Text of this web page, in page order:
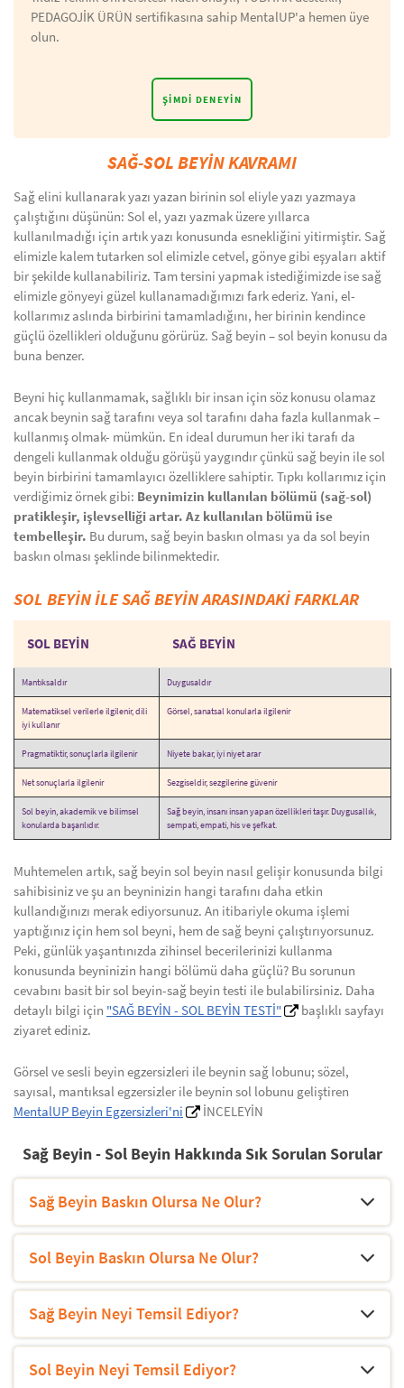
PEDAGOJİK ÜRÜN sertifikasına sahip MentalUP'a hemen üye
olun.
ŞIMDI DENEYIN
SAĞ-SOL BEYİN KAVRAMI
Sağ elini kullanarak yazı yazan birinin sol eliyle yazı yazmaya
çalıştığını düşünün: Sol el, yazı yazmak üzere yıllarca
kullanılmadığı için artık yazı konusunda esnekliğini yitirmiştir. Sağ
elimizle kalem tutarken sol elimizle cetvel, gönye gibi eşyaları aktif
bir şekilde kullanabiliriz. Tam tersini yapmak istediğimizde ise sağ
elimizle gönyeyi güzel kullanamadığımızı fark ederiz. Yani, el-
kollarımız aslında birbirini tamamladığını, her birinin kendince
güçlü özellikleri olduğunu görürüz. Sağ beyin – sol beyin konusu da
buna benzer.
Beyni hiç kullanmamak, sağlıklı bir insan için söz konusu olamaz
ancak beynin sağ tarafını veya sol tarafını daha fazla kullanmak –
kullanmış olmak- mümkün. En ideal durumun her iki tarafı da
dengeli kullanmak olduğu görüşü yaygındır çünkü sağ beyin ile sol
beyin birbirini tamamlayıcı özelliklere sahiptir. Tıpkı kollarımız için
verdiğimiz örnek gibi: Beynimizin kullanılan bölümü (sağ-sol)
pratikleşir, işlevselliği artar. Az kullanılan bölümü ise
tembelleşir. Bu durum, sağ beyin baskın olması ya da sol beyin
baskın olması şeklinde bilinmektedir.
SOL BEYİN İLE SAĞ BEYİN ARASINDAKİ FARKLAR
SOL BEYİN SAĞ BEYİN
Mantıksaldır Duygusaldır
Matematiksel verilerle ilgilenir, dili
iyi kullanır
Görsel, sanatsal konularla ilgilenir
Pragmatiktir, sonuçlarla ilgilenir Niyete bakar, iyi niyet arar
Net sonuçlarla ilgilenir Sezgiseldir, sezgilerine güvenir
Sol beyin, akademik ve bilimsel
konularda başarılıdır.
Sağ beyin, insanı insan yapan özellikleri taşır. Duygusallık,
sempati, empati, his ve şefkat.
Muhtemelen artık, sağ beyin sol beyin nasıl gelişir konusunda bilgi
sahibisiniz ve şu an beyninizin hangi tarafını daha etkin
kullandığınızı merak ediyorsunuz. An itibariyle okuma işlemi
yaptığınız için hem sol beyni, hem de sağ beyni çalıştırıyorsunuz.
Peki, günlük yaşantınızda zihinsel becerilerinizi kullanma
konusunda beyninizin hangi bölümü daha güçlü? Bu sorunun
cevabını basit bir sol beyin-sağ beyin testi ile bulabilirsiniz. Daha
detaylı bilgi için "SAĞ BEYİN - SOL BEYİN TESTİ"
başlıklı sayfayı
ziyaret ediniz.
Görsel ve sesli beyin egzersizleri ile beynin sağ lobunu; sözel,
sayısal, mantıksal egzersizler ile beynin sol lobunu geliştiren
MentalUP Beyin Egzersizleri'ni
İNCELEYİN
Sağ Beyin - Sol Beyin Hakkında Sık Sorulan Sorular
Sağ Beyin Baskın Olursa Ne Olur?
Sol Beyin Baskın Olursa Ne Olur?
Sağ Beyin Neyi Temsil Ediyor?
Sol Beyin Neyi Temsil Ediyor?